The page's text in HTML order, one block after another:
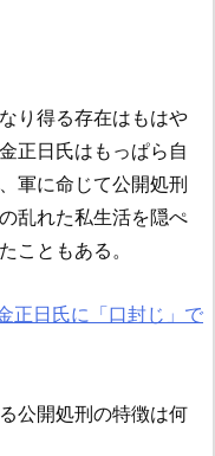
り得る存在はもはや
正日氏はもっぱら自
軍に命じて公開処刑
乱れた私生活を隠ぺ
こともある。
正日氏に「口封じ」で
公開処刑の特徴は何